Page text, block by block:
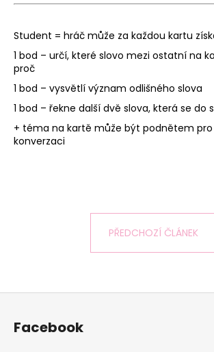
Student = hráč může za každou kartu
1 bod – určí, které slovo mezi ostatní na
proč
1 bod – vysvětlí význam odlišného slova
1 bod – řekne další dvě slova, která se do
+ téma na kartě může být podnětem
konverzaci
PŘEDCHOZÍ ČLÁNEK
Z
Facebook